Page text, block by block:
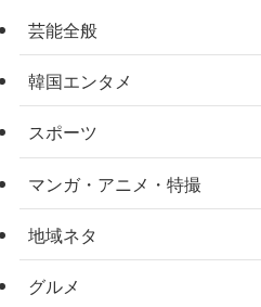
芸能全般
韓国エンタメ
スポーツ
マンガ・アニメ・特撮
地域ネタ
グルメ